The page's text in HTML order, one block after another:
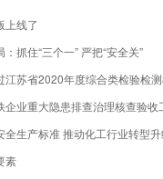
上线了
抓住“三个一” 严把“安全关”
省2020年度综合类检验检测机构双
企业重大隐患排查治理核查验收
全生产标准 推动化工行业转型
素